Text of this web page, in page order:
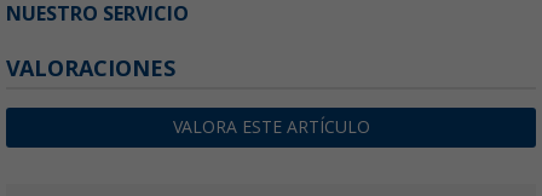
NUESTRO SERVICIO
VALORACIONES
VALORA ESTE ARTÍCULO